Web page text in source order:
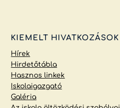
KIEMELT HIVATKOZÁSOK
Hírek
Hirdetőtábla
Hasznos linkek
Iskolaigazgató
Galéria